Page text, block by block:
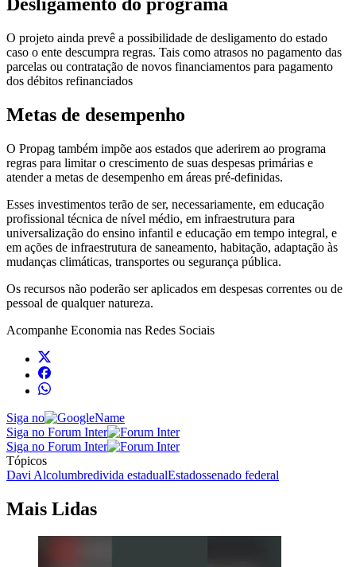
O projeto ainda prevê a possibilidade de desligamento do estado
caso o ente descumpra regras. Tais como atrasos no pagamento das
parcelas ou contratação de novos financiamentos para pagamento
dos débitos refinanciados
Metas de desempenho
O Propag também impõe aos estados que aderirem ao programa
regras para limitar o crescimento de suas despesas primárias e
atender a metas de desempenho em áreas pré-definidas.
Esses investimentos terão de ser, necessariamente, em educação
profissional técnica de nível médio, em infraestrutura para
universalização do ensino infantil e educação em tempo integral, e
em ações de infraestrutura de saneamento, habitação, adaptação às
mudanças climáticas, transportes ou segurança pública.
Os recursos não poderão ser aplicados em despesas correntes ou de
pessoal de qualquer natureza.
Acompanhe Economia nas Redes Sociais
Siga no
Siga no Forum Inter
Siga no Forum Inter
Tópicos
Davi Alcolumbredivida estadualEstadossenado federal
Mais Lidas